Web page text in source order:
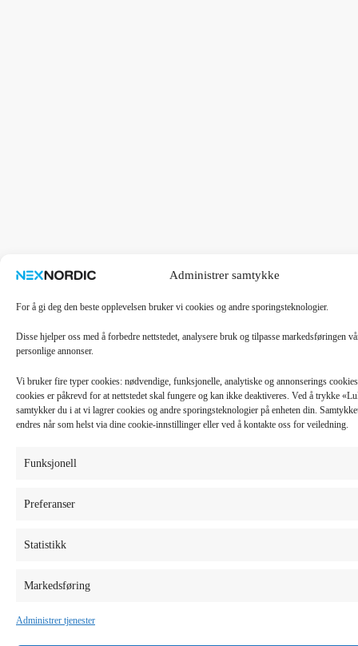
Administrer samtykke
For å gi deg den beste opplevelsen bruker vi cookies og andre sporingsteknologier.
Disse hjelper oss med å forbedre nettstedet, analysere bruk og tilpasse markedsføringen
personlige annonser.
Vi bruker fire typer cookies: nødvendige, funksjonelle, analytiske og annonserings
cookies er påkrevd for at nettstedet skal fungere og kan ikke deaktiveres. Ved å trykke
samtykker du i at vi lagrer cookies og andre sporingsteknologier på enheten din.
endres når som helst via dine cookie-innstillinger eller ved å kontakte oss for veiledning.
Funksjonell
Preferanser
Statistikk
Markedsføring
Administrer tjenester